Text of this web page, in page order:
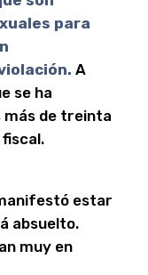
para
A
se ha
más de treinta
estar
absuelto.
muy en